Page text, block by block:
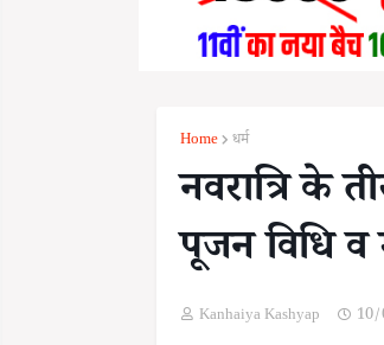
Home धर्म
नवरात्रि के
पूजन विधि व
Kanhaiya Kashyap